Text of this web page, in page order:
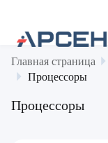
Главная страница
Процессоры
Процессоры